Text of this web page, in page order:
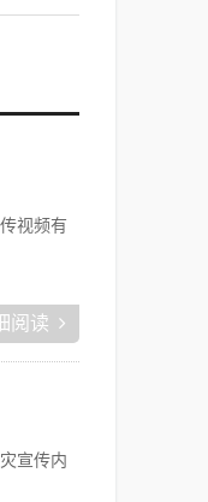
视频有
阅读
宣传内